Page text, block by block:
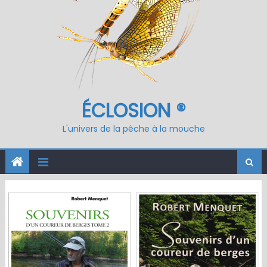
ÉCLOSION ®
L'univers de la pêche à la mouche